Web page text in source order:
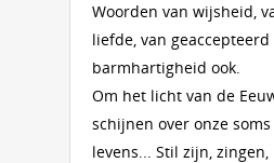
Woorden van wijsheid,
liefde, van
barmhartigheid ook.
Om het licht van de
schijnen over onze
levens... Stil zijn,